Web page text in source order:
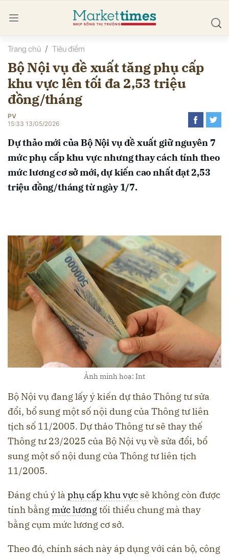
Trang chủ Tiêu điểm
Bộ Nội vụ đề xuất tăng phụ cấp
khu vực lên tối đa 2,53 triệu
đồng/tháng
PV
15:33 13/05/2026
Dự thảo mới của Bộ Nội vụ đề xuất giữ nguyên 7
mức phụ cấp khu vực nhưng thay cách tính theo
mức lương cơ sở mới, dự kiến cao nhất đạt 2,53
triệu đồng/tháng từ ngày 1/7.
Ảnh minh hoạ: Int
Bộ Nội vụ đang lấy ý kiến dự thảo Thông tư sửa
đổi, bổ sung một số nội dung của Thông tư liên
tịch số 11/2005. Dự thảo Thông tư sẽ thay thế
Thông tư 23/2025 của Bộ Nội vụ về sửa đổi, bổ
sung một số nội dung của Thông tư liên tịch
11/2005.
Đáng chú ý là phụ cấp khu vực sẽ không còn được
tính bằngmức lươngtối thiểu chung mà thay
bằng cụm mức lương cơ sở.
Theo đó, chính sách này áp dụng với cán bộ, công
luận
Hủy